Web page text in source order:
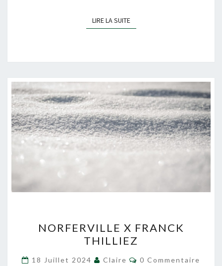
LIRE LA SUITELIRE LA SUITE
X
FRANCK
THILLIEZ
NORFERVILLE X FRANCK
THILLIEZ
18 Juillet 2024 Claire Commentaires
0 Commentaire